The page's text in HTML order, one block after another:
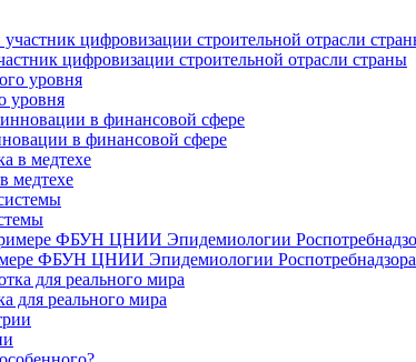
цифровизации строительной отрасли страны
уровня
в финансовой сфере
медтехе
ФБУН ЦНИИ Эпидемиологии Роспотребнадзора
для реального мира